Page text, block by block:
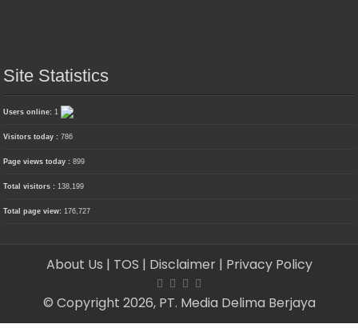
Site Statistics
Users online: 1
Visitors today :786
Page views today :899
Total visitors : 138,199
Total page view: 176,727
About Us | TOS | Disclaimer | Privacy Policy
© Copyright 2026, PT. Media Delima Berjaya